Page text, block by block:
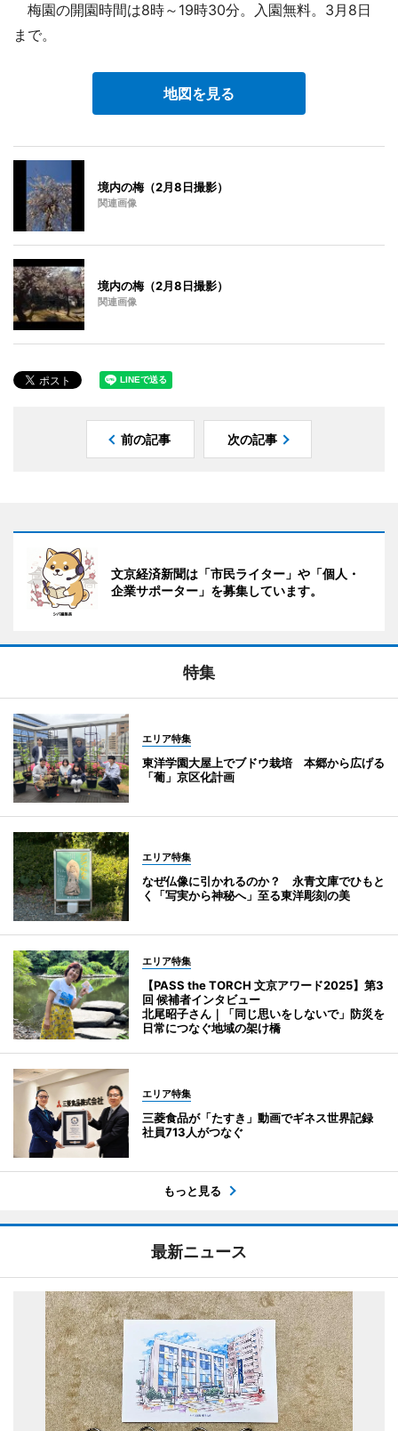
梅園の開園時間は8時～19時30分。入園無料。3月8日
まで。
地図を見る
境内の梅（2月8日撮影）
関連画像
境内の梅（2月8日撮影）
関連画像
前の記事 次の記事
文京経済新聞は「市民ライター」や「個人・
企業サポーター」を募集しています。
特集
エリア特集
東洋学園大屋上でブドウ栽培 本郷から広げる
「葡」京区化計画
エリア特集
なぜ仏像に引かれるのか？ 永青文庫でひもと
く「写実から神秘へ」至る東洋彫刻の美
エリア特集
【PASS the TORCH 文京アワード2025】第3
回 候補者インタビュー
北尾昭子さん｜「同じ思いをしないで」防災を
日常につなぐ地域の架け橋
エリア特集
三菱食品が「たすき」動画でギネス世界記録
社員713人がつなぐ
もっと見る
最新ニュース